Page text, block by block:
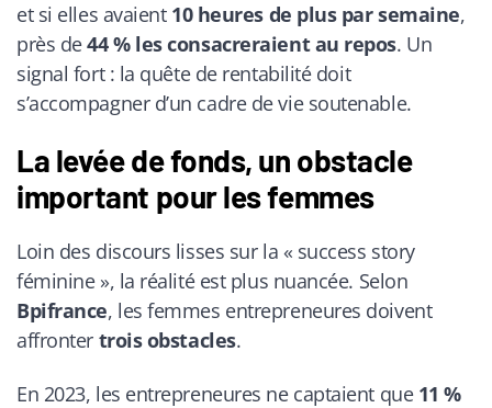
et si elles avaient 10 heures de plus par semaine,
près de44 % les consacreraient au repos. Un
signal fort : la quête de rentabilité doit
s’accompagner d’un cadre de vie soutenable.
La levée de fonds, un obstacle
important pour les femmes
Loin des discours lisses sur la « success story
féminine », la réalité est plus nuancée. Selon
Bpifrance, les femmes entrepreneures doivent
affronter trois obstacles.
En 2023, les entrepreneures ne captaient que 11 %